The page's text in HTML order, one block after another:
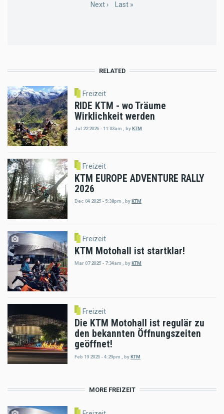
Next
Next ›
Last
Last »
RELATED
Freizeit
RIDE KTM - wo Träume
Wirklichkeit werden
Jul 22 2026 - 11:03am , byKTM
Freizeit
KTM EUROPE ADVENTURE RALLY
2026
Dec 04 2025 - 5:38pm byKTM
Freizeit
KTM Motohall ist startklar!
Mar 07 2025 - 7:34am byKTM
Freizeit
Die KTM Motohall ist regulär zu
den bekannten Öffnungszeiten
geöffnet!
Feb 19 2025 - 4:29pm byKTM
MORE FREIZEIT